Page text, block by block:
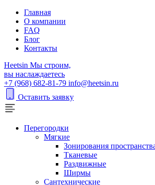
Главная
О компании
FAQ
Блог
Контакты
Heetsin Мы строим,
вы наслаждаетесь
+7 (968) 682-81-79 info@heetsin.ru
Оставить заявку
Перегородки
Мягкие
Зонирования
Тканевые
Раздвижные
Ширмы
Сантехнические